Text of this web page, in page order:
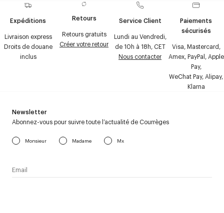
Expéditions
Livraison express
Droits de douane
inclus
Retours
Retours gratuits
Créer votre retour
Service Client
Lundi au Vendredi,
de 10h à 18h, CET
Nous contacter
Paiements
sécurisés
Visa, Mastercard,
Amex, PayPal, Apple
Pay,
WeChat Pay, Alipay,
Klarna
Newsletter
Abonnez-vous pour suivre toute l’actualité de Courrèges
Monsieur Madame Mx